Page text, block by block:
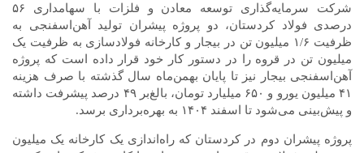
شرکت سرمایه‌گذاری توسعه معادن و فلزات با سهامداری ۵۶
درصدی فولاد کردستان، دو پروژه پیشران تولید آهن‌اسفنجی به
ظرفیت ۱/۶ میلیون تن در بیجار و کارخانه فولادسازی به ظرفیت یک
میلیون تن در قروه را در دستور کار خود قرار داده است که پروژه
آهن‌اسفنجی بیجار نیز تا پایان بهمن‌ماه سال گذشته با صرف هزینه
۴۱ میلیون یورو و ۶۵۰ میلیارد تومان، بالغ‌بر ۴۹ درصد پیشرفت داشته
و پیش‌بینی می‌شود تا اسفند ۱۴۰۴ به بهره‌برداری برسد.
پروژه پیشران دوم در کردستان که راه‌اندازی یک کارخانه یک میلیون